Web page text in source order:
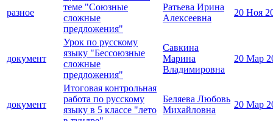
разное
теме "Союзные
сложные
предложения"
Ратьева Ирина
Алексеевна
20 Ноя
документ
Урок по русскому
языку "Бессоюзные
сложные
предложения"
Савкина
Марина
Владимировна
20 Мар
документ
Итоговая контрольная
работа по русскому
языку в 5 классе "лето
Беляева Любовь
Михайловна
20 Мар